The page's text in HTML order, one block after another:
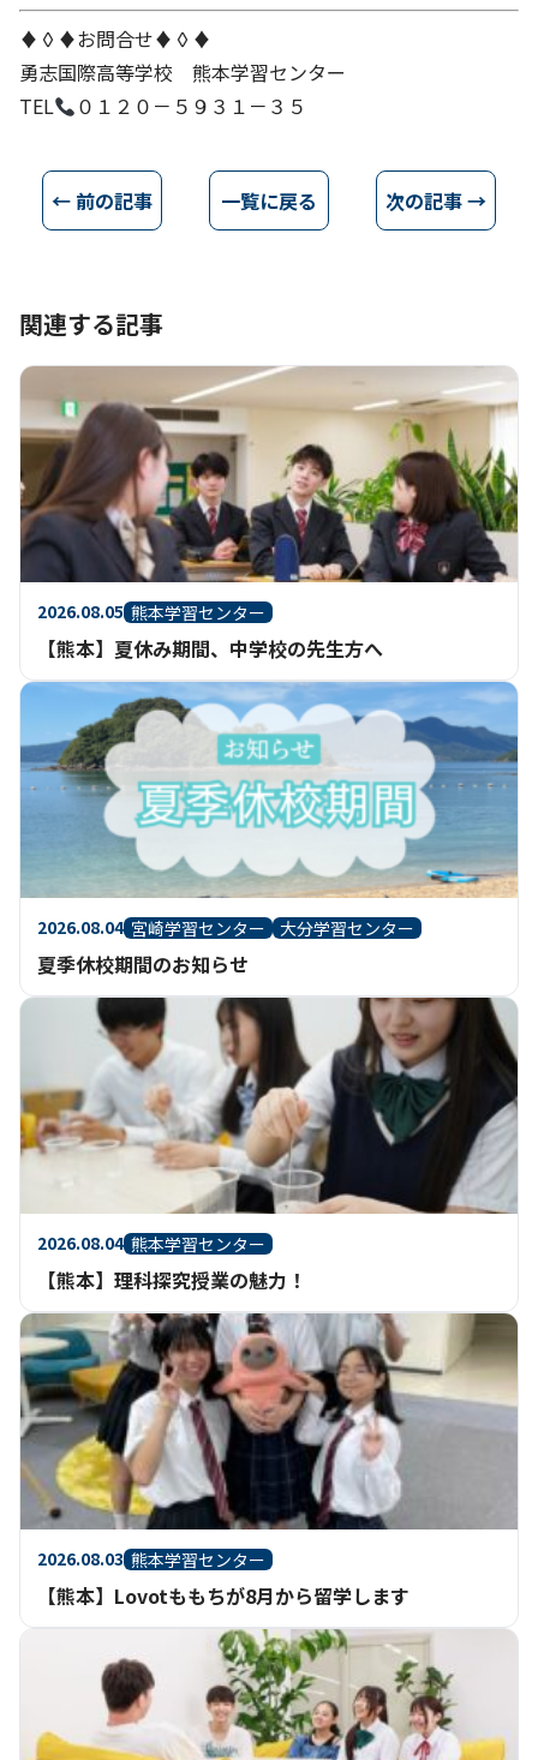
♦◊♦お問合せ♦◊♦
勇志国際高等学校 熊本学習センター
TEL
０１２０－５９３１－３５
← 前の記事 一覧に戻る 次の記事 →
関連する記事
2026.08.05 熊本学習センター
【熊本】夏休み期間、中学校の先生方へ
2026.08.04 宮崎学習センター 大分学習センター
夏季休校期間のお知らせ
2026.08.04 熊本学習センター
【熊本】理科探究授業の魅力！
2026.08.03 熊本学習センター
【熊本】Lovotももちが8月から留学します